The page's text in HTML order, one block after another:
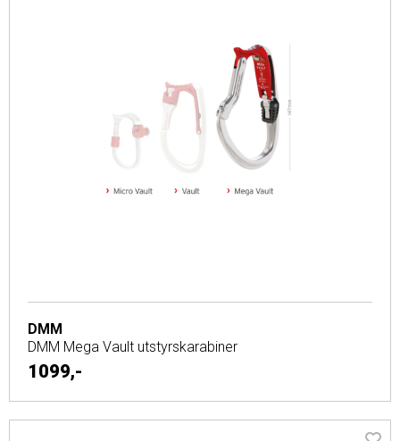
DMM
DMM Mega Vault utstyrskarabiner
1099,-